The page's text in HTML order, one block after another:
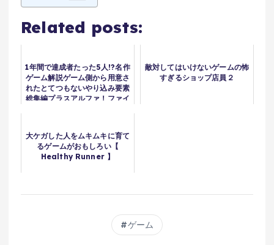
Related posts:
1年間で達成者たった5人!?名作
ゲーム解説ゲーム側から用意さ
れたとてつもないやり込み要素
総集編プラスアルファ！ファイ
敵対してはいけないゲームの怖
すぎるショップ店員２
大ケガした人をムキムキに育て
るゲームがおもしろい【
Healthy Runner 】
ゲーム